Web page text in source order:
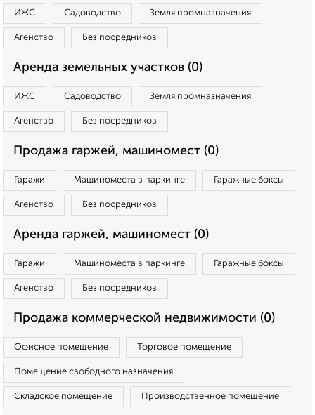
ИЖС Садоводство Земля промназначения
Агенство Без посредников
Аренда земельных участков (0)
ИЖС Садоводство Земля промназначения
Агенство Без посредников
Продажа гаржей, машиномест (0)
Гаражи Машиноместа в паркинге Гаражные боксы
Агенство Без посредников
Аренда гаржей, машиномест (0)
Гаражи Машиноместа в паркинге Гаражные боксы
Агенство Без посредников
Продажа коммерческой недвижимости (0)
Офисное помещение Торговое помещение
Помещение свободного назначения
Складское помещение Производственное помещение